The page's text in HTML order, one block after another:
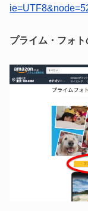
プライム・フォ